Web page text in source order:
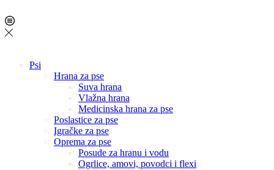
Psi
Hrana za pse
Suva hrana
Vlažna hrana
Medicinska hrana za pse
Poslastice za pse
Igračke za pse
Oprema za pse
Posude za hranu i vodu
Ogrlice, amovi, povodci i flexi